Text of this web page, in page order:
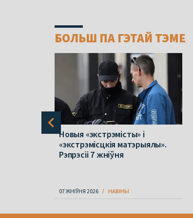
БОЛЬШ ПА ГЭТАЙ ТЭМЕ
Новыя «экстрэмісты» і
«экстрэмісцкія матэрыялы».
Рэпрэсіі 7 жніўня
07 ЖНІЎНЯ 2026 НАВІНЫ